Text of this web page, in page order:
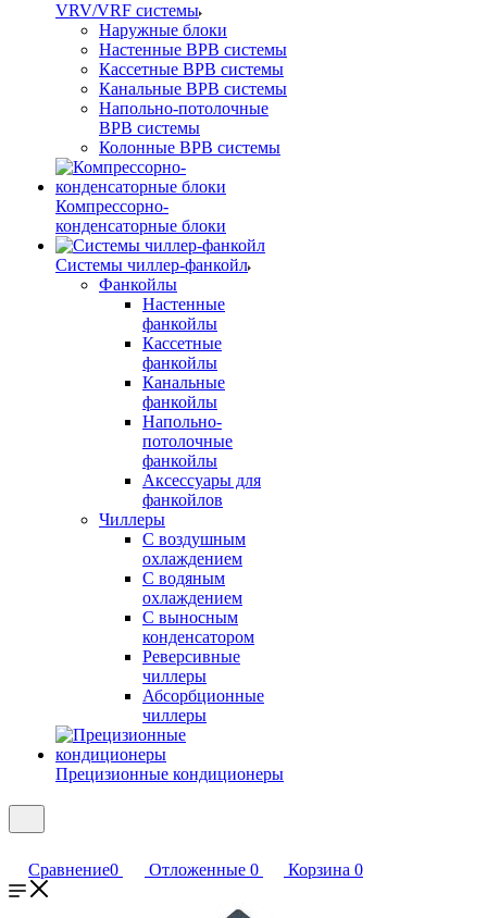
VRV/VRF системы
Наружные блоки
Настенные ВРВ системы
Кассетные ВРВ системы
Канальные ВРВ системы
Напольно-потолочные
ВРВ системы
Колонные ВРВ системы
Компрессорно-
конденсаторные блоки
Системы чиллер-фанкойл
Фанкойлы
Настенные
фанкойлы
Кассетные
фанкойлы
Канальные
фанкойлы
Напольно-
потолочные
фанкойлы
Аксессуары для
фанкойлов
Чиллеры
С воздушным
охлаждением
С водяным
охлаждением
С выносным
конденсатором
Реверсивные
чиллеры
Абсорбционные
чиллеры
Прецизионные кондиционеры
Сравнение0 Отложенные 0 Корзина 0